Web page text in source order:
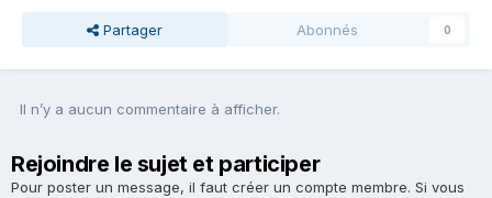
Partager Abonnés 0
Il n’y a aucun commentaire à afficher.
Rejoindre le sujet et participer
Pour poster un message, il faut créer un compte membre. Si vous